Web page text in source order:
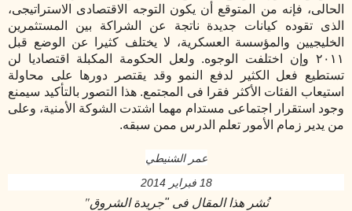
الحالى، فإنه من المتوقع أن يكون التوجه الاقتصادى الاستراتيجى،
الذى تقوده كيانات جديدة ناتجة عن الشراكة بين المستثمرين
الخليجيين والمؤسسة العسكرية، لا يختلف كثيرا عن الوضع قبل
٢٠١١ وإن اختلفت الوجوه. ولعل الحكومة المكبلة اقتصاديا لن
تستطيع فعل الكثير لدفع النمو وقد يقتصر دورها على محاولة
استيعاب الفئات الأكثر فقرا فى المجتمع. هذا التصور بالتأكيد سيمنع
وجود استقرار اجتماعى مستدام مهما اشتدت الشوكة الأمنية، وعلى
من يدير زمام الأمور تعلم الدرس ممن سبقه.
عمر الشنيطي
18 فبراير
2014
نُشر هذا المقال فى "جريدة الشروق"